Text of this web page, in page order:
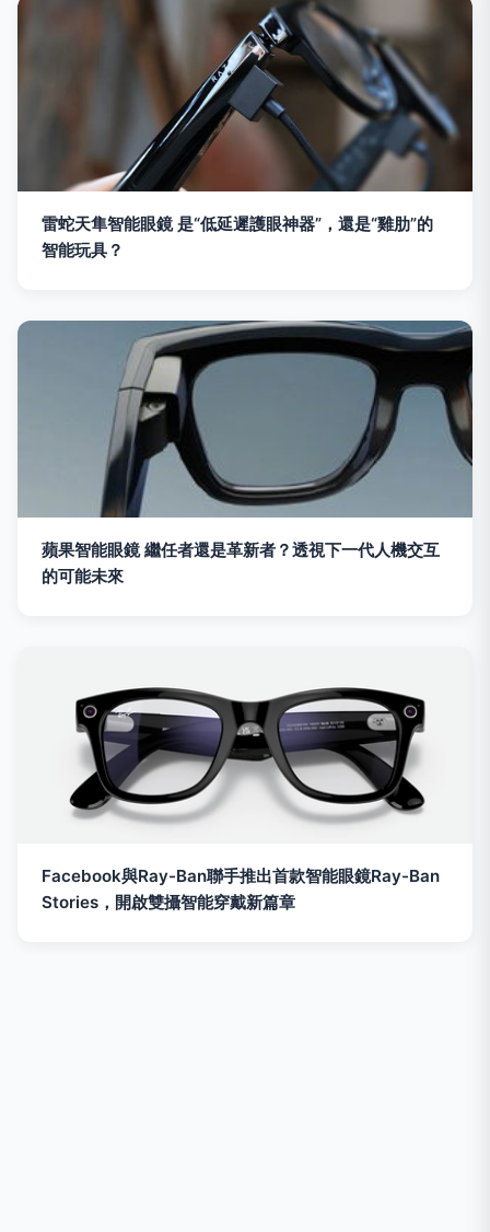
雷蛇天隼智能眼鏡 是“低延遲護眼神器”，還是“雞肋”的
智能玩具？
蘋果智能眼鏡 繼任者還是革新者？透視下一代人機交互
的可能未來
Facebook與Ray-Ban聯手推出首款智能眼鏡Ray-Ban
Stories，開啟雙攝智能穿戴新篇章